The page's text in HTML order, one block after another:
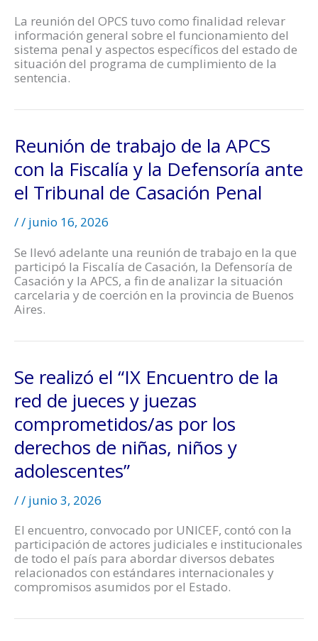
La reunión del OPCS tuvo como finalidad relevar
información general sobre el funcionamiento del
sistema penal y aspectos específicos del estado de
situación del programa de cumplimiento de la
sentencia.
Reunión de trabajo de la APCS
con la Fiscalía y la Defensoría ante
el Tribunal de Casación Penal
// junio 16, 2026
Se llevó adelante una reunión de trabajo en la que
participó la Fiscalía de Casación, la Defensoría de
Casación y la APCS, a fin de analizar la situación
carcelaria y de coerción en la provincia de Buenos
Aires.
Se realizó el “IX Encuentro de la
red de jueces y juezas
comprometidos/as por los
derechos de niñas, niños y
adolescentes”
// junio 3, 2026
El encuentro, convocado por UNICEF, contó con la
participación de actores judiciales e institucionales
de todo el país para abordar diversos debates
relacionados con estándares internacionales y
compromisos asumidos por el Estado.